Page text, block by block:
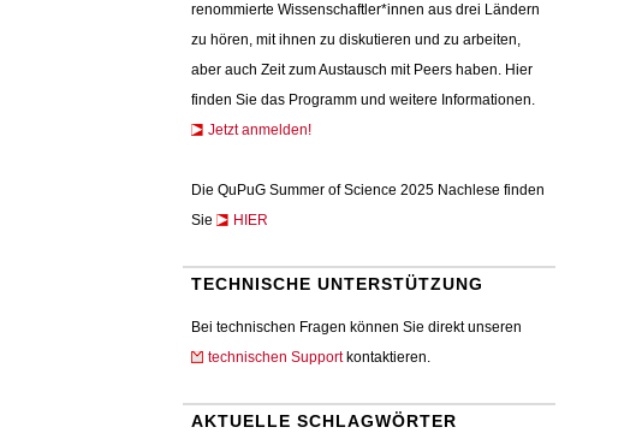
renommierte Wissenschaftler*innen aus drei Ländern
zu hören, mit ihnen zu diskutieren und zu arbeiten,
aber auch Zeit zum Austausch mit Peers haben. Hier
finden Sie das Programm und weitere Informationen.
Jetzt anmelden!
Die QuPuG Summer of Science 2025 Nachlese finden
Sie
HIER
TECHNISCHE UNTERSTÜTZUNG
Bei technischen Fragen können Sie direkt unseren
technischen Supportkontaktieren.
AKTUELLE SCHLAGWÖRTER